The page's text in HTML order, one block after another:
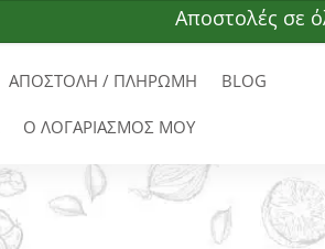
Αποστολές σε όλη
ΑΠΟΣΤΟΛΗ / ΠΛΗΡΩΜΗ BLOG
Ο ΛΟΓΑΡΙΑΣΜΟΣ ΜΟΥ